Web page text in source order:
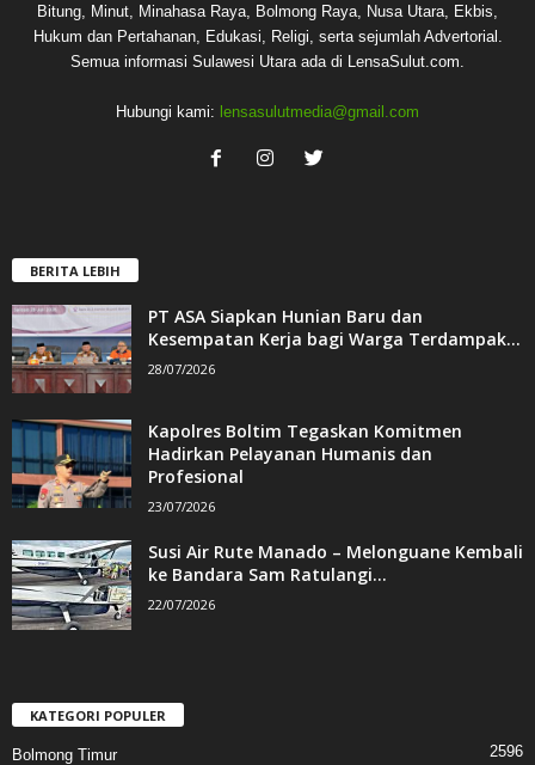
Bitung, Minut, Minahasa Raya, Bolmong Raya, Nusa Utara, Ekbis,
Hukum dan Pertahanan, Edukasi, Religi, serta sejumlah Advertorial.
Semua informasi Sulawesi Utara ada di LensaSulut.com.
Hubungi kami: lensasulutmedia@gmail.com
BERITA LEBIH
PT ASA Siapkan Hunian Baru dan
Kesempatan Kerja bagi Warga Terdampak...
28/07/2026
Kapolres Boltim Tegaskan Komitmen
Hadirkan Pelayanan Humanis dan
Profesional
23/07/2026
Susi Air Rute Manado – Melonguane Kembali
ke Bandara Sam Ratulangi...
22/07/2026
KATEGORI POPULER
Bolmong Timur 2596